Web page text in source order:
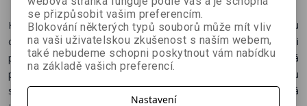
Kamo se narodil s nemocným srdcem a jeho život se pomalu
chýlí ke konci. Že by smutný závěr příběhu, který ještě ani
pořádně nezačal? Ale kdeže! S nezlomnou vůlí žít přichází nová
příležitost v podobě nabídky – nové srdce výměnou za určitou
službu. Taková dohoda se neodmítá. Co na tom, že bytost, která
se přizpůsobit vašim preferencím.
Blokování některých typů souborů může mít vliv
na vaši uživatelskou zkušenost s naším webem,
také nebudeme schopni poskytnout vám nabídku
na základě vašich preferencí.
Nastavení